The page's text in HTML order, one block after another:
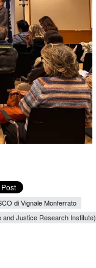
di Vignale Monferrato
and Justice Research Institute)